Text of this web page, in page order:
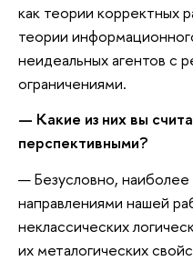
как теории корректных
теории
неидеальных агентов с
ограничениями.
— Какие из них вы
перспективными?
— Безусловно,
направлениями нашей
неклассических
их металогических